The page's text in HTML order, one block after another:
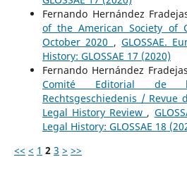
Fernando Hernández
of the American Society of
October 2020 , GLOSSAE.
History: GLOSSAE 17 (2020)
Fernando Hernández
Comité Editorial de
Rechtsgeschiedenis / Revue
Legal History Review ,
Legal History: GLOSSAE 18
<< < 1 2 3 > >>